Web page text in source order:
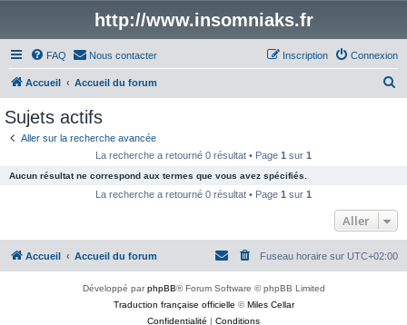
http://www.insomniaks.fr
FAQ Nous contacter Connexion
Inscription
Accueil Accueil du forum
c
e
Sujets actifs
Aller sur la recherche avancée
La recherche a retourné 0 résultat • Page 1 sur 1
Aucun résultat ne correspond aux termes que vous avez spécifiés.
La recherche a retourné 0 résultat • Page 1 sur 1
Aller
Accueil Accueil du forum Fuseau horaire sur UTC+02:00
Développé parphpBB® Forum Software © phpBB Limited
Traduction française officielle ©Miles Cellar
Confidentialité | Conditions